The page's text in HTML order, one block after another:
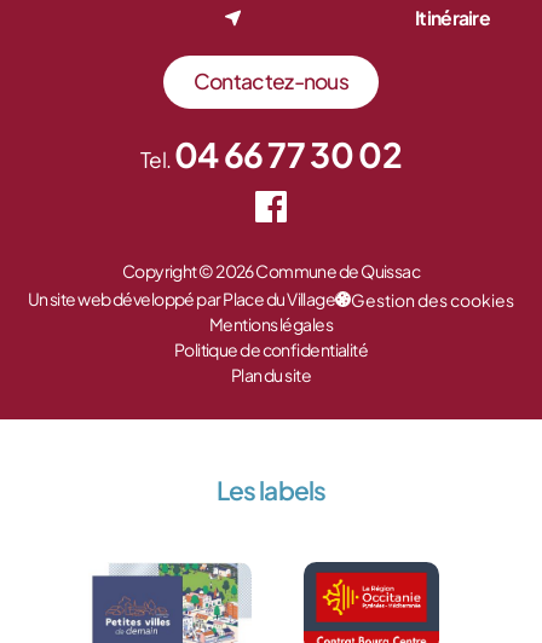
Itinéraire
Contactez-nous
Tel.04 66 77 30 02
Copyright © 2026 Commune de Quissac
Un site web développé par Place du Village
Gestion des cookies
Mentions légales
Politique de confidentialité
Plan du site
Les labels